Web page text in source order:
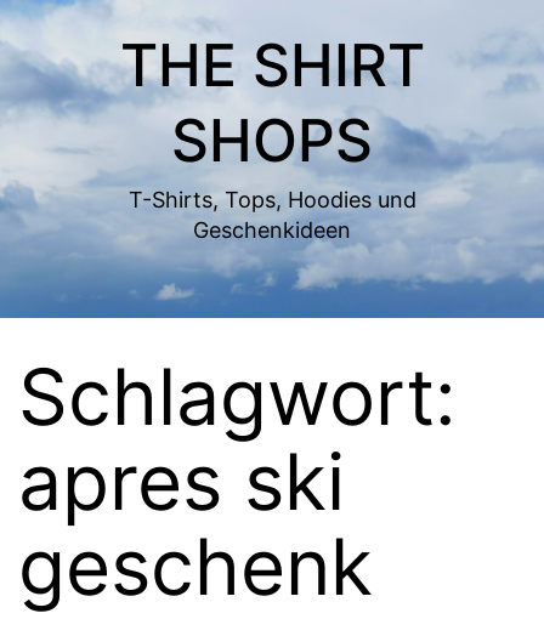
Zum
Inhalt
springen
THE SHIRT
SHOPS
T-Shirts, Tops, Hoodies und
Geschenkideen
Schlagwort:
apres ski
geschenk